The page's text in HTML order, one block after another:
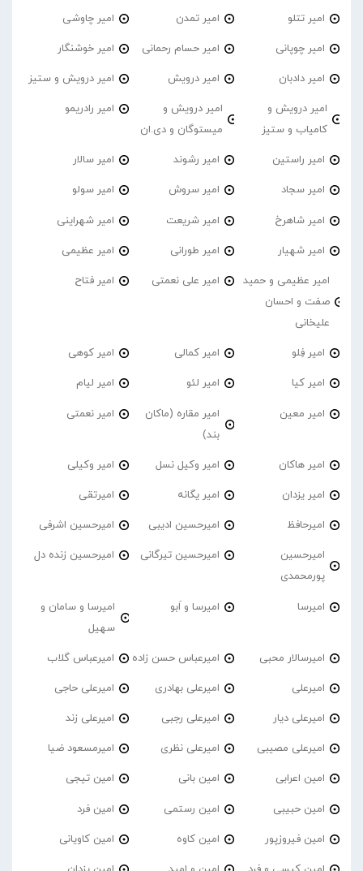
امیر تتلو امیر تمدن امیر چاوشی
امیر چوپانی امیر حسام رحمانی امیر خوشنگار
امیر دادبان امیر درویش امیر درویش و ستیز
امیر درویش و
کامیاب و ستیز
امیر درویش و
میستوگان و دی.ان
امیر رادریمو
امیر راستین امیر رشوند امیر سالار
امیر سجاد امیر سروش امیر سولو
امیر شاهرخ امیر شریعت امیر شهراینی
امیر شهیار امیر طورانی امیر عظیمی
امیر عظیمی و حمید
صفت و احسان
علیخانی
امیر علی نعمتی امیر فتاح
امیر فِلو امیر کمالی امیر کوهی
امیر کیا امیر لئو امیر لیام
امیر معین
امیر مقاره (ماکان
بند)
امیر نعمتی
امیر هاکان امیر وکیل نسل امیر وکیلی
امیر یزدان امیر یگانه امیرتقی
امیرحافظ امیرحسین ادیبی امیرحسین اشرفی
امیرحسین
پورمحمدی
امیرحسین تیرگانی امیرحسین زنده دل
امیرسا امیرسا و اَبو
امیرسا و سامان و
سهیل
امیرسالار محبی امیرعباس حسن زاده امیرعباس گلاب
امیرعلی امیرعلی بهادری امیرعلی حاجی
امیرعلی دیار امیرعلی رجبی امیرعلی زند
امیرعلی مصیبی امیرعلی نظری امیرمسعود ضیا
امین اعرابی امین بانی امین تیجی
امین حبیبی امین رستمی امین فرد
امین فیروزپور امین کاوه امین کاویانی